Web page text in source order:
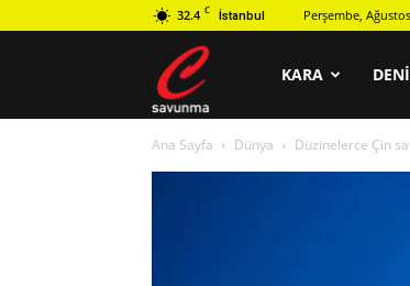
32.4 C İstanbul Perşembe,
KARA
Ana Sayfa Dünya Düzinelerce Çin